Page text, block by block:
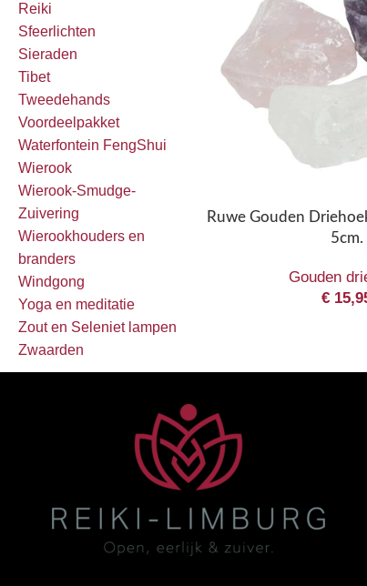
Reiki
Sfeerlichten
Sieraden
Tibet
Tweedehands
Voordeelpakket
Waterfontein FengShui
Wierook
Wierook-Smudge-
Zuivering
Wierookhouders en
branders
Windgong
Yoga en meditatie
Zout en Seleniet lampen
Zwaarden
Ruwe Gouden
5cm.
Gouden
€